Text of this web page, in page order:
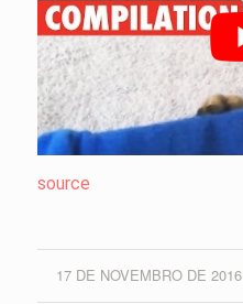
source
17 DE NOVEMBRO DE 2016
/